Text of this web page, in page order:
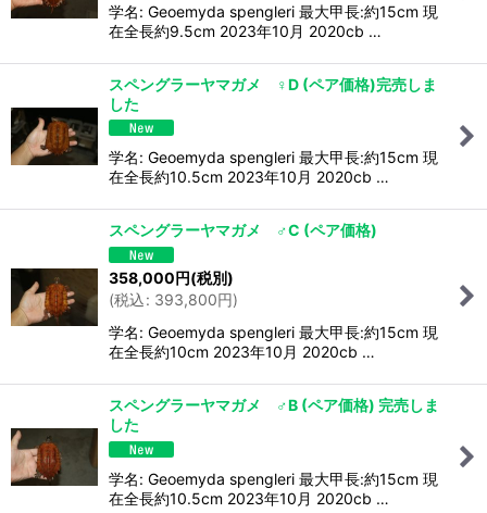
学名: Geoemyda spengleri 最大甲長:約15cm 現
在全長約9.5cm 2023年10月 2020cb …
スペングラーヤマガメ ♀D (ペア価格)完売しま
した
学名: Geoemyda spengleri 最大甲長:約15cm 現
在全長約10.5cm 2023年10月 2020cb …
スペングラーヤマガメ ♂C (ペア価格)
358,000円(税別)
(税込: 393,800円)
学名: Geoemyda spengleri 最大甲長:約15cm 現
在全長約10cm 2023年10月 2020cb …
スペングラーヤマガメ ♂B (ペア価格) 完売しま
した
学名: Geoemyda spengleri 最大甲長:約15cm 現
在全長約10.5cm 2023年10月 2020cb …